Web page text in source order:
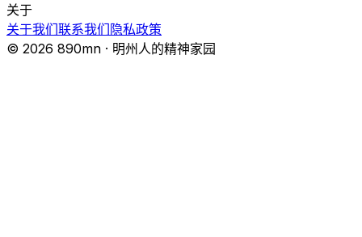
关于
关于我们联系我们隐私政策
© 2026 890mn · 明州人的精神家园